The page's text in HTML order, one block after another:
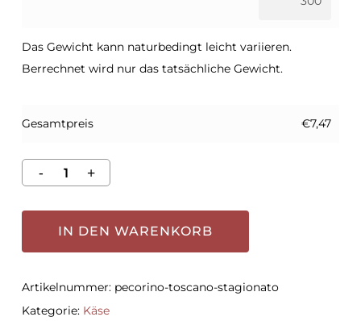
Das Gewicht kann naturbedingt leicht variieren.
Berrechnet wird nur das tatsächliche Gewicht.
Gesamtpreis €7,47
IN DEN WARENKORB
Artikelnummer: pecorino-toscano-stagionato
Kategorie: Käse